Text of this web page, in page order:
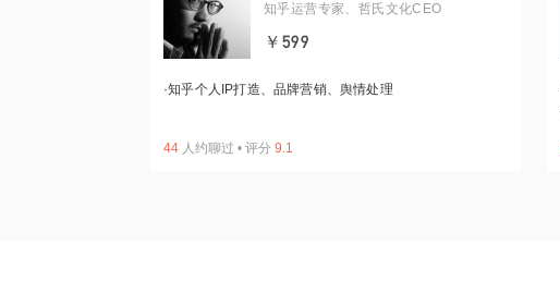
知乎运营专家、哲氏文化CEO
￥599
·知乎个人IP打造、品牌营销、舆情处理
44 人约聊过 • 评分 9.1